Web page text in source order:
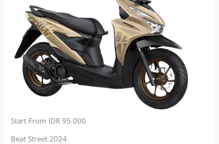
Start From IDR 95.000
Beat Street 2024